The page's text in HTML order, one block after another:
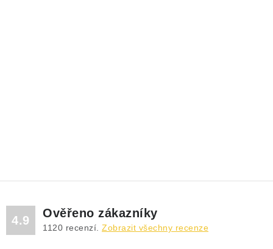
4.9
Ověřeno zákazníky
1120 recenzí. Zobrazit všechny recenze